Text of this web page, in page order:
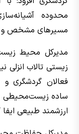
محدوده
مسیرهای مشخص و
مدیرکل محیط
زیستی تالاب انزلی
فعالان گردشگری
ساده زیست‌محیطی
ارزشمند طبیعی ایفا